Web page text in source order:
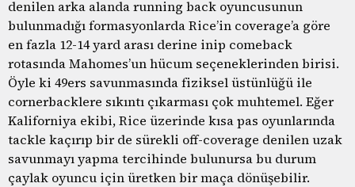
denilen arka alanda running back oyuncusunun
bulunmadığı formasyonlarda Rice’in coverage’a göre
en fazla 12-14 yard arası derine inip comeback
rotasında Mahomes’un hücum seçeneklerinden birisi.
Öyle ki 49ers savunmasında fiziksel üstünlüğü ile
cornerbacklere sıkıntı çıkarması çok muhtemel. Eğer
Kaliforniya ekibi, Rice üzerinde kısa pas oyunlarında
tackle kaçırıp bir de sürekli off-coverage denilen uzak
savunmayı yapma tercihinde bulunursa bu durum
çaylak oyuncu için üretken bir maça dönüşebilir.